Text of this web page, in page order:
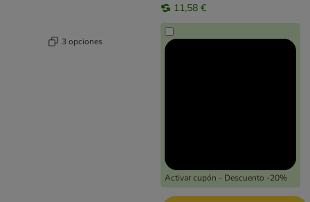
3 opciones
11,58 €
Activar cupón - Descuento -20%